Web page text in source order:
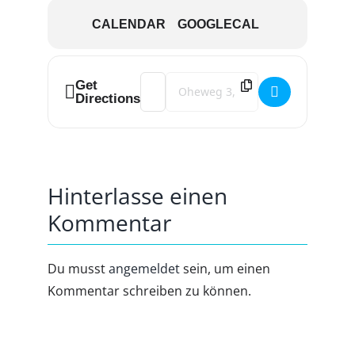
Der Stellplatz wird bei Anreise mit 15€ pro Nacht
Anmeldung bis zum 30.10.24 bitte per Mail an:
CALENDAR GOOGLECAL
Get
Directions
Address - WOMO- Adventstreffen
Destination Address - WOMO-
Hinterlasse einen
Kommentar
Du musstangemeldetsein, um einen
Kommentar schreiben zu können.